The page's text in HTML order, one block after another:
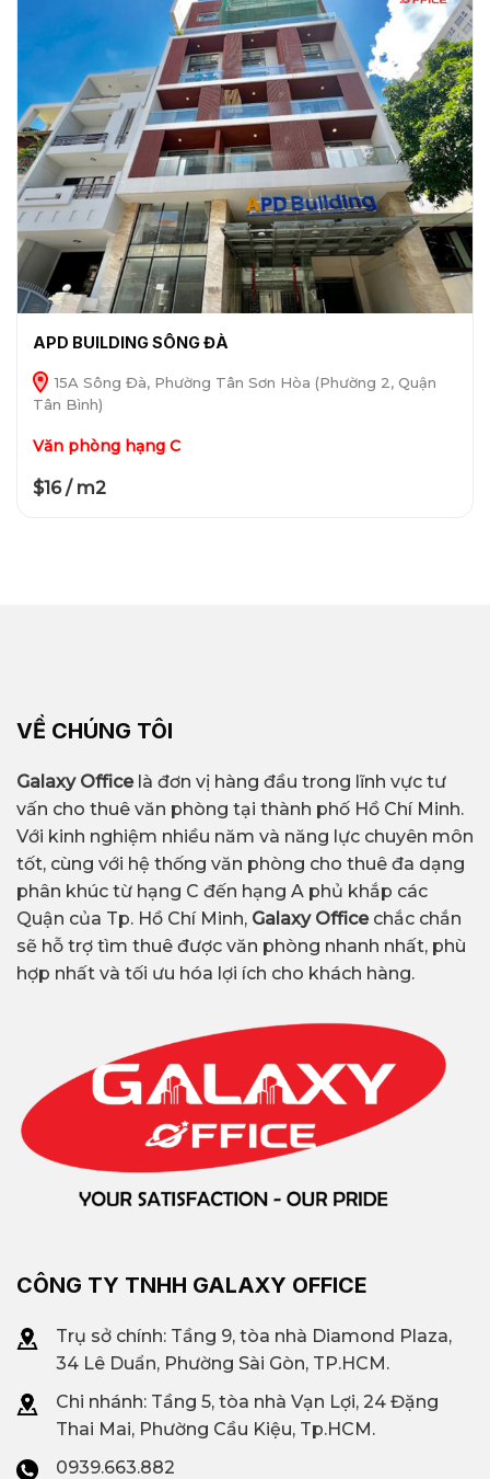
APD BUILDING SÔNG ĐÀ
15A Sông Đà, Phường Tân Sơn Hòa (Phường 2, Quận
Tân Bình)
Văn phòng hạng C
$16 / m2
VỀ CHÚNG TÔI
Galaxy Officelà đơn vị hàng đầu trong lĩnh vực tư
vấn cho thuê văn phòng tại thành phố Hồ Chí Minh.
Với kinh nghiệm nhiều năm và năng lực chuyên môn
tốt, cùng với hệ thống văn phòng cho thuê đa dạng
phân khúc từ hạng C đến hạng A phủ khắp các
Quận của Tp. Hồ Chí Minh, Galaxy Office chắc chắn
sẽ hỗ trợ tìm thuê được văn phòng nhanh nhất, phù
hợp nhất và tối ưu hóa lợi ích cho khách hàng.
CÔNG TY TNHH GALAXY OFFICE
Trụ sở chính: Tầng 9, tòa nhà Diamond Plaza,
34 Lê Duẩn, Phường Sài Gòn, TP.HCM.
Chi nhánh: Tầng 5, tòa nhà Vạn Lợi, 24 Đặng
Thai Mai, Phường Cầu Kiệu, Tp.HCM.
0939.663.882